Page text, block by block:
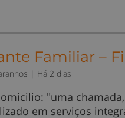
Familiar –
| Há 2 dias
"uma
em serviços